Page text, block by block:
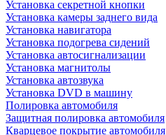
Установка секретной кнопки
Установка камеры заднего вида
Установка навигатора
Установка подогрева сидений
Установка автосигнализации
Установка магнитолы
Установка автозвука
Установка DVD в машину
Полировка автомобиля
Защитная полировка автомобиля
Кварцевое покрытие автомобиля